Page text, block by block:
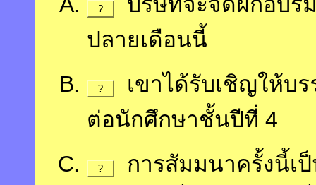
?
ปลายเดือนนี้
?
เขาได้รับเชิญให้บร
ต่อนักศึกษาชั้นปีที่ 4
?
การสัมมนาครั้งนี้เป็